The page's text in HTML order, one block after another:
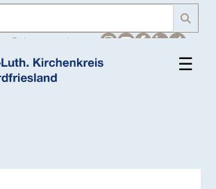
Bekanntmachungen
☰